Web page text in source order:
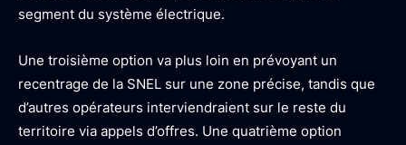
segment du système électrique.
Une troisième option va plus loin en prévoyant un
recentrage de la SNEL sur une zone précise, tandis que
d’autres opérateurs interviendraient sur le reste du
territoire via appels d’offres. Une quatrième option